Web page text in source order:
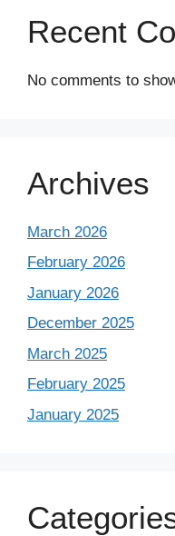
Recent
No comments to
Archives
March 2026
February 2026
January 2026
December 2025
March 2025
February 2025
January 2025